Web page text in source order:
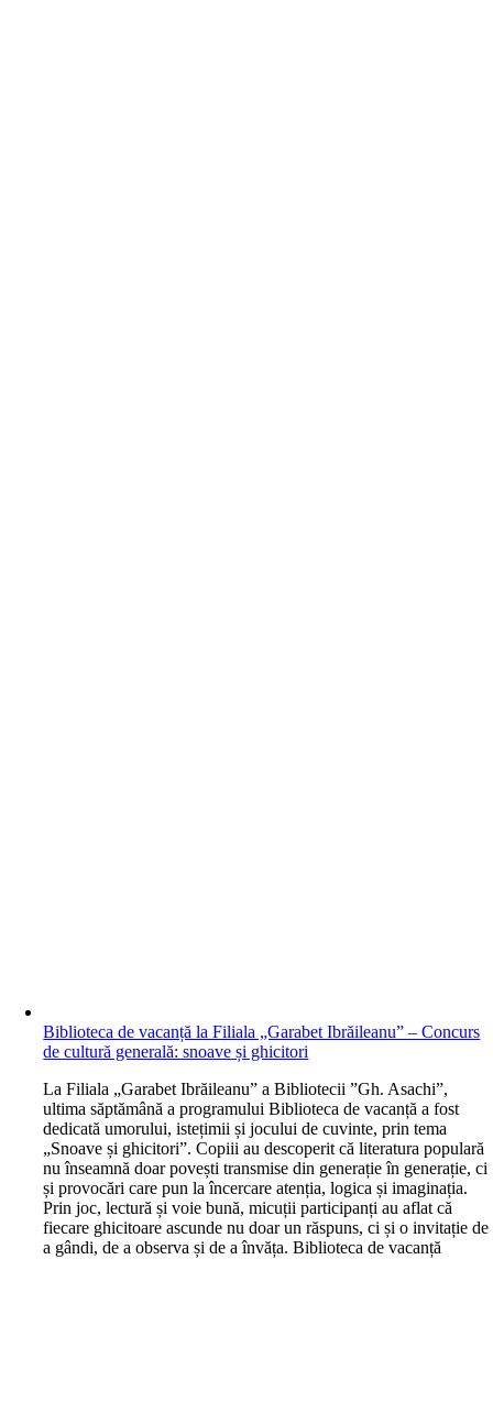
Biblioteca de vacanță la Filiala „Garabet Ibrăileanu” – Concurs
de cultură generală: snoave și ghicitori
La Filiala „Garabet Ibrăileanu” a Bibliotecii ”Gh. Asachi”,
ultima săptămână a programului Biblioteca de vacanță a fost
dedicată umorului, istețimii și jocului de cuvinte, prin tema
„Snoave și ghicitori”. Copiii au descoperit că literatura populară
nu înseamnă doar povești transmise din generație în generație, ci
și provocări care pun la încercare atenția, logica și imaginația.
Prin joc, lectură și voie bună, micuții participanți au aflat că
fiecare ghicitoare ascunde nu doar un răspuns, ci și o invitație de
a gândi, de a observa și de a învăța. Biblioteca de vacanță